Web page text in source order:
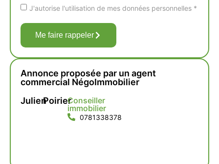
J'autorise l'utilisation de mes données personnelles *
Me faire rappeler
Annonce proposée par un agent
commercial NégoImmobilier
JulienPoirierConseiller
immobilier
0781338378